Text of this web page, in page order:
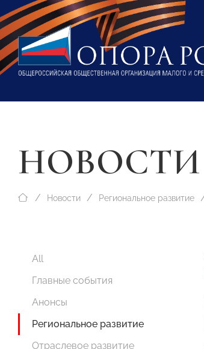
НОВОСТИ
Новости Региональное развитие
All
Главные события
Анонсы
Региональное развитие
Отраслевое развитие